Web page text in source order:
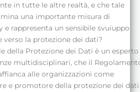
in tutte le altre realtà, e che tale
una importante misura di
e rappresenta un sensibile svuiuppo
verso la protezione dei dati?
della Protezione dei Dati è un esperto
multidisciplinari, che il
alle organizzazioni come
e promotore della protezione dei dati